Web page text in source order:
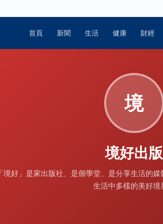
首頁 新聞 生活 健康 財經
境
境好出版
「境好」是家出版社、是個學堂、是分享生活的
生活中多樣的美好境